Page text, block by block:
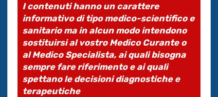
I contenuti hanno un carattere
informativo di tipo medico-scientifico e
sanitario ma in alcun modo intendono
sostituirsi al vostro Medico Curante o
al Medico Specialista, ai quali bisogna
sempre fare riferimento e ai quali
spettano le decisioni diagnostiche e
terapeutiche